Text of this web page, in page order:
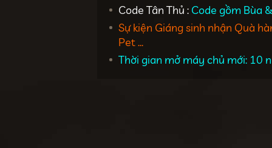
Code Tân Thủ : Code gồm Bùa
Sự kiện Giáng sinh nhận Quà
Pet ...
Thời gian mở máy chủ mới: 10